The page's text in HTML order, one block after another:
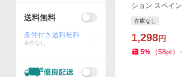
ション スペイン 750ml ミデ
ine sparkling
在庫なし
1,298円
5% （58pt）
送料無料
条件付き送料無料
条件なし